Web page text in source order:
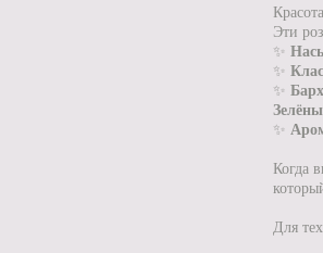
Эти
✨
✨
✨
✨
Когда
Для